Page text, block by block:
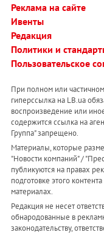
Реклама на сайте
Ивенты
Редакция
Политики и
Пользовательское
При полном или
гиперссылка на LB.ua
воспроизведение или
содержится ссылка на
Группа" запрещено.
Материалы, которые
"Новости компаний" /
публикуются на правах
подготовке этого
материалах.
Редакция не несет
обнародованные в
законодательству,